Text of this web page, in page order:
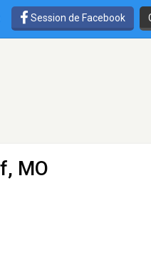
Session de Facebook
MO